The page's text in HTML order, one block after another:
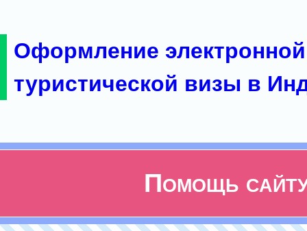
Оформление электронной
туристической визы в
Помощь